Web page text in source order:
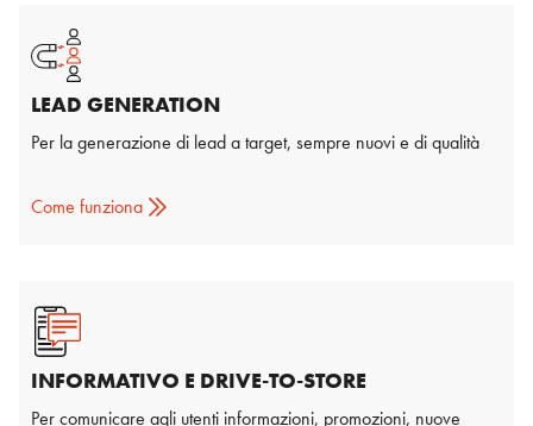
LEAD GENERATION
Per la generazione di lead a target, sempre nuovi e di qualità
Come funziona
interessato a maggiori informazioni in merito alla promozione o
ai prodotti e servizi descritti nel testo del messaggio. Se l’utente
risponde “Sì” viene generato un lead, inoltrato in tempo reale al
cliente.
INFORMATIVO E DRIVE-TO-STORE
Per comunicare agli utenti informazioni, promozioni, nuove